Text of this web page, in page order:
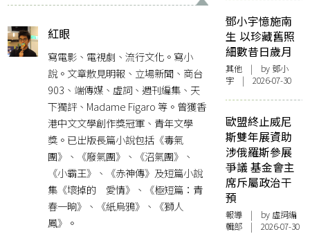
紅眼
寫電影、電視劇、流行文化。寫小
說。文章散見明報、立場新聞、商台
903、端傳媒、虛詞、週刊編集、天
下獨評、Madame Figaro 等。曾獲香
港中文文學創作獎冠軍、青年文學
獎。已出版長篇小說包括《毒氣
團》、《廢氣團》、《沼氣團》、
《小霸王》、《赤神傳》及短篇小說
集《壞掉的 愛情》、《極短篇：青
春一晌》、《紙烏鴉》、《獅人
鳳》。
鄧小宇憶施南
生 以珍藏舊照
細數昔日歲月
其他 | by 鄧小
宇 | 2026-07-30
歐盟終止威尼
斯雙年展資助
涉俄羅斯參展
爭議 基金會主
席斥屬政治干
預
報導 | by 虛詞編
輯部 | 2026-07-30